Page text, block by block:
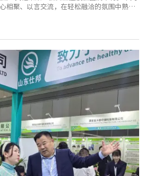
相聚、以言交流，在轻松融洽的氛围中熟悉
来。